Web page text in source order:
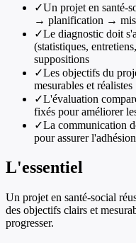
✓Un projet en santé-
→ planification →
✓Le diagnostic doit
(statistiques,
suppositions
✓Les objectifs du
mesurables et réalistes
✓L'évaluation
fixés pour améliorer
✓La communication
pour assurer
L'essentiel
Un projet en santé-social
des objectifs clairs et
progresser.